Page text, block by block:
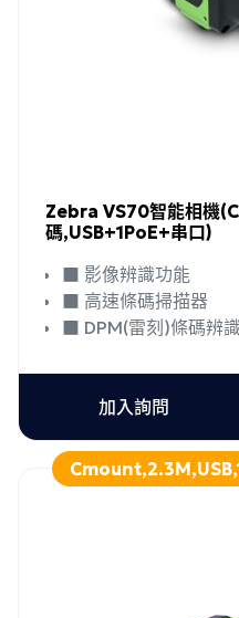
Zebra VS70智能相機
碼,USB+1PoE+串口)
■ 影像辨識功能
■ 高速條碼掃描器
■ DPM(雷刻)條碼辨識
加入詢問